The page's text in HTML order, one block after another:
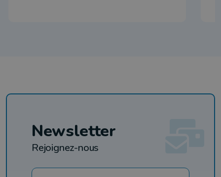
Newsletter
Rejoignez-nous